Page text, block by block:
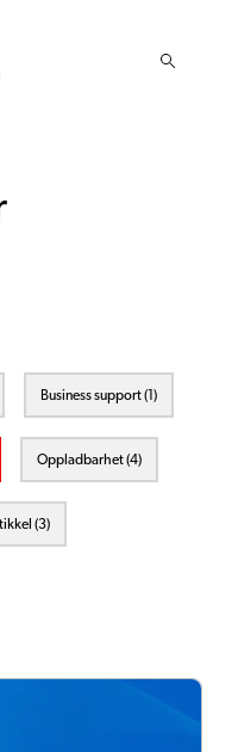
Business support (1)
Oppladbarhet (4)
(3)